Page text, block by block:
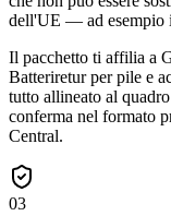
dell'UE — ad esempio
Il pacchetto ti affilia a
Batteriretur per pile e
tutto allineato al
conferma nel formato
Central.
03